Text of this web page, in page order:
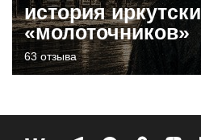
история
«молоточников»
63 отзыва